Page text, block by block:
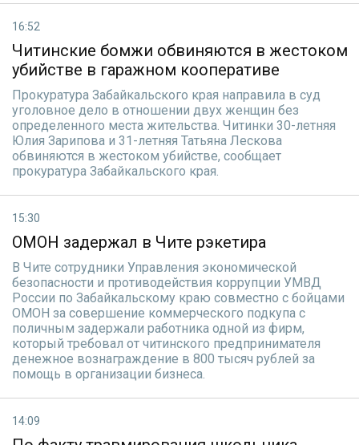
16:52
Читинские бомжи обвиняются в жестоком
убийстве в гаражном кооперативе
Прокуратура Забайкальского края направила в суд
уголовное дело в отношении двух женщин без
определенного места жительства. Читинки 30-летняя
Юлия Зарипова и 31-летняя Татьяна Лескова
обвиняются в жестоком убийстве, сообщает
прокуратура Забайкальского края.
15:30
ОМОН задержал в Чите рэкетира
В Чите сотрудники Управления экономической
безопасности и противодействия коррупции УМВД
России по Забайкальскому краю совместно с бойцами
ОМОН за совершение коммерческого подкупа с
поличным задержали работника одной из фирм,
который требовал от читинского предпринимателя
денежное вознаграждение в 800 тысяч рублей за
помощь в организации бизнеса.
14:09